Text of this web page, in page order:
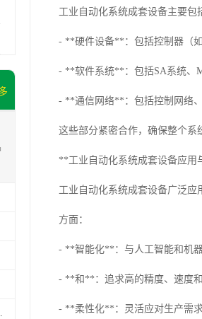
送器
工业自动化系统成套设备主要包
- **硬件设备**：包括控制器（
- **软件系统**：包括SA系统、
- **通信网络**：包括控制网络、
这些部分紧密合作，确保整个系
**工业自动化系统成套设备应用
工业自动化系统成套设备广泛
方面：
- **智能化**：与人工智能和机
- **和**：追求高的精度、速度
- **柔性化**：灵活应对生产需